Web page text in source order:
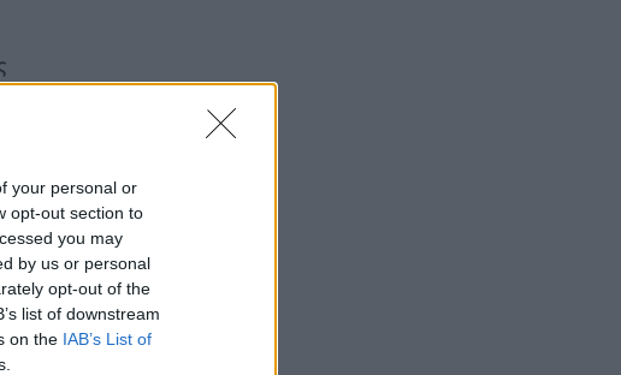
your personal or
opt-out section to
you may
by us or personal
opt-out of the
list of downstream
on the IAB’s List of